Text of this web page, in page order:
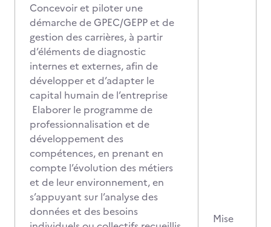
Concevoir et piloter une
démarche de GPEC/GEPP et de
gestion des carrières, à partir
d’éléments de diagnostic
internes et externes, afin de
développer et d’adapter le
capital humain de l’entreprise
Elaborer le programme de
professionnalisation et de
développement des
compétences, en prenant en
compte l’évolution des métiers
et de leur environnement, en
s’appuyant sur l’analyse des
données et des besoins
Mise